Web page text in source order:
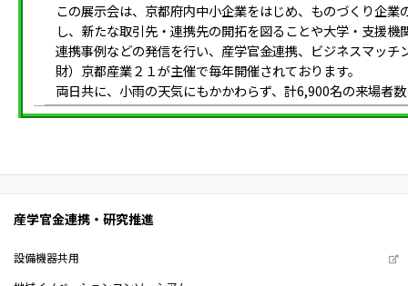
この展示会は、京都府内中小企業をはじめ、ものづくり企
し、新たな取引先・連携先の開拓を図ることや大学・支援機
連携事例などの発信を行い、産学官金連携、ビジネスマッチ
財）京都産業２１が主催で毎年開催されております。
両日共に、小雨の天気にもかかわらず、計6,900名の来場者
産学官金連携・研究推進
設備機器共用